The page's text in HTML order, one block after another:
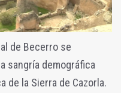
de Becerro se
sangría demográfica
de la Sierra de Cazorla.